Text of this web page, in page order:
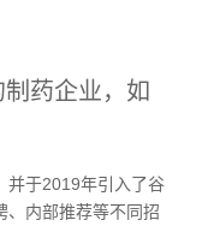
药企业，如
并于2019年引入了谷
、内部推荐等不同招